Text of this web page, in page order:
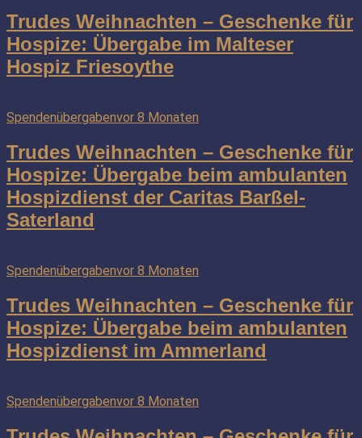
Trudes Weihnachten – Geschenke für
Hospize: Übergabe im Malteser
Hospiz Friesoythe
Spendenübergabenvor 8 Monaten
Trudes Weihnachten – Geschenke für
Hospize: Übergabe beim ambulanten
Hospizdienst der Caritas Barßel-
Saterland
Spendenübergabenvor 8 Monaten
Trudes Weihnachten – Geschenke für
Hospize: Übergabe beim ambulanten
Hospizdienst im Ammerland
Spendenübergabenvor 8 Monaten